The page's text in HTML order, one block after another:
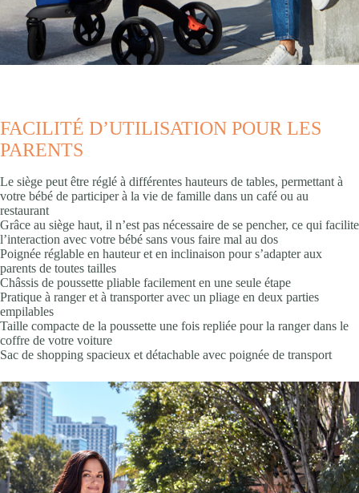
FACILITÉ D’UTILISATION POUR LES
PARENTS
Le siège peut être réglé à différentes hauteurs de tables, permettant à
votre bébé de participer à la vie de famille dans un café ou au
restaurant
Grâce au siège haut, il n’est pas nécessaire de se pencher, ce qui facilite
l’interaction avec votre bébé sans vous faire mal au dos
Poignée réglable en hauteur et en inclinaison pour s’adapter aux
parents de toutes tailles​
Châssis de poussette pliable facilement en une seule étape ​
Pratique à ranger et à transporter avec un pliage en deux parties
empilables​
Taille compacte de la poussette une fois repliée pour la ranger dans le
coffre de votre voiture​
Sac de shopping spacieux et détachable avec poignée de transport